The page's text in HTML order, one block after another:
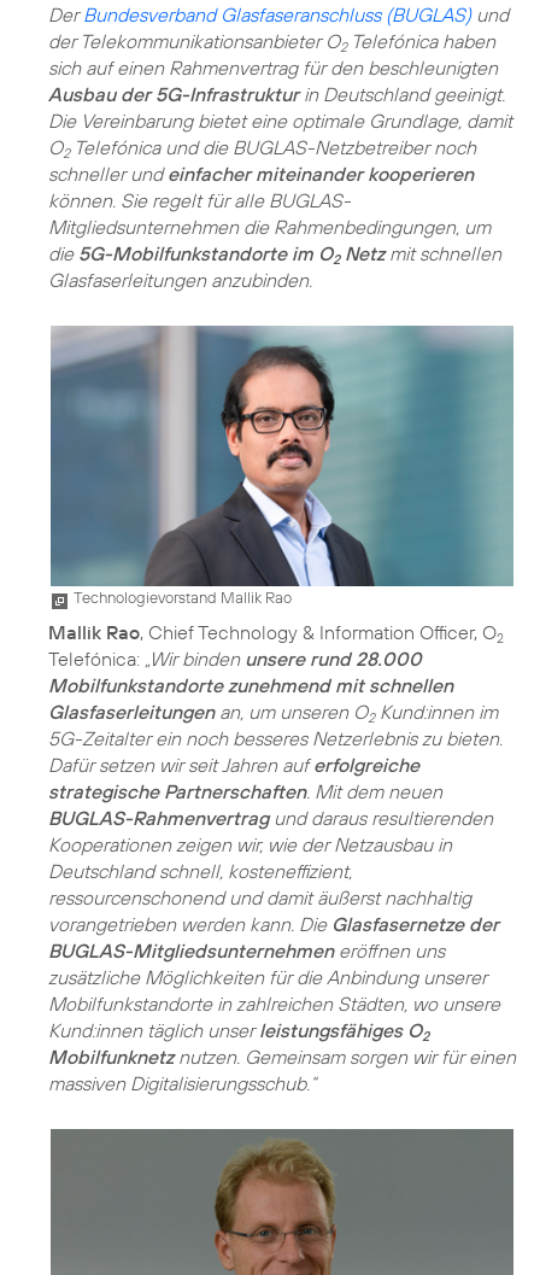
DerBundesverband Glasfaseranschluss (BUGLAS)und
der Telekommunikationsanbieter O2Telefónica haben
sich auf einen Rahmenvertrag für den beschleunigten
Ausbau der 5G-Infrastrukturin Deutschland geeinigt.
Die Vereinbarung bietet eine optimale Grundlage, damit
O2Telefónica und die BUGLAS-Netzbetreiber noch
schneller undeinfacher miteinander kooperieren
können. Sie regelt für alle BUGLAS-
Mitgliedsunternehmen die Rahmenbedingungen, um
die 5G-Mobilfunkstandorte im O2Netzmit schnellen
Glasfaserleitungen anzubinden.
Technologievorstand Mallik Rao
Mallik Rao, Chief Technology & Information Officer, O2
Telefónica: „Wir binden unsere rund 28.000
Mobilfunkstandorte zunehmend mit schnellen
Glasfaserleitungenan, um unseren O2Kund:innen im
5G-Zeitalter ein noch besseres Netzerlebnis zu bieten.
Dafür setzen wir seit Jahren auferfolgreiche
strategische Partnerschaften. Mit dem neuen
BUGLAS-Rahmenvertragund daraus resultierenden
Kooperationen zeigen wir, wie der Netzausbau in
Deutschland schnell, kosteneffizient,
ressourcenschonend und damit äußerst nachhaltig
vorangetrieben werden kann. Die Glasfasernetze der
BUGLAS-Mitgliedsunternehmeneröffnen uns
zusätzliche Möglichkeiten für die Anbindung unserer
Mobilfunkstandorte in zahlreichen Städten, wo unsere
Kund:innen täglich unserleistungsfähiges O2
Mobilfunknetznutzen. Gemeinsam sorgen wir für einen
massiven Digitalisierungsschub.“